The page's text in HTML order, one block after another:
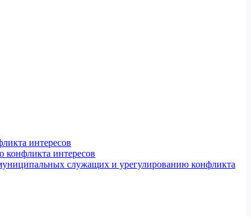
интересов
интересов
служащих и урегулированию конфликта